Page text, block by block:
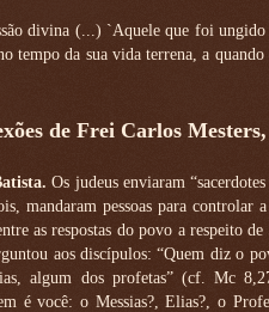
divina (...) `Aquele que foi
tempo da sua vida terrena, a
de Frei Carlos
Os judeus enviaram
mandaram pessoas para controlar
as respostas do povo a respeito de
aos discípulos: “Quem diz o
algum dos profetas” (cf. Mc
é você: o Messias?, Elias?, o